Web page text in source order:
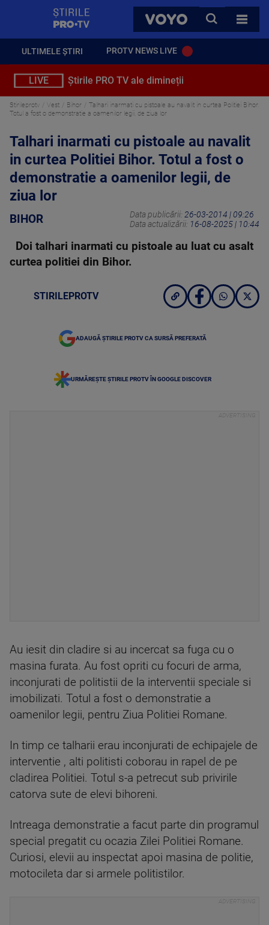
VOYO
CAUTA
TOATE
ULTIMELE ȘTIRI PROTV NEWS LIVE
LIVE Știrile PRO TV ale dimineții
Stirileprotv Vest Bihor
Talhari inarmati cu pistoale au navalit in curtea Politiei Bihor.
Totul a fost o demonstratie a oamenilor legii, de ziua lor
Talhari inarmati cu pistoale au navalit
in curtea Politiei Bihor. Totul a fost o
demonstratie a oamenilor legii, de
ziua lor
BIHOR Data publicării: 26-03-2014 | 09:26
Data actualizării: 16-08-2025 | 10:44
Doi talhari inarmati cu pistoale au luat cu asalt
curtea politiei din Bihor.
STIRILEPROTV
ADAUGĂ ȘTIRILE PROTV CA SURSĂ PREFERATĂ
URMĂREȘTE ȘTIRILE PROTV ÎN GOOGLE DISCOVER
Au iesit din cladire si au incercat sa fuga cu o
masina furata. Au fost opriti cu focuri de arma,
inconjurati de politistii de la interventii speciale si
imobilizati. Totul a fost o demonstratie a
oamenilor legii, pentru Ziua Politiei Romane.
In timp ce talharii erau inconjurati de echipajele de
interventie , alti politisti coborau in rapel de pe
cladirea Politiei. Totul s-a petrecut sub privirile
catorva sute de elevi bihoreni.
Intreaga demonstratie a facut parte din programul
special pregatit cu ocazia Zilei Politiei Romane.
Curiosi, elevii au inspectat apoi masina de politie,
motocileta dar si armele politistilor.